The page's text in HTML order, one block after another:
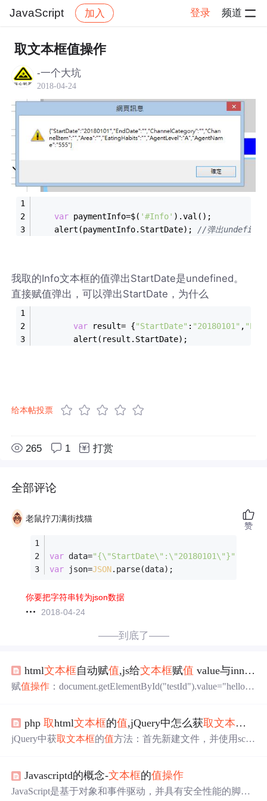
JavaScript 加入 登录 频道
社区 JavaScript
取文本框值操作
-一个大坑
2018-04-24
var paymentInfo=$( '#Info' ).val();
    alert(paymentInfo.StartDate);
//弹出undefined
我取的Info文本框的值弹出StartDate是undefined。
直接赋值弹出，可以弹出StartDate，为什么
var result= {"StartDate" : "20180101" ,
        alert(result.StartDate);
给本帖投票
265 1 打赏
全部评论
老鼠拧刀满街找猫
var data="{\"StartDate\":\"20180101\"}"
var json=JSON.parse(data);
你要把字符串转为json数据
2018-04-24
赞
——到底了——
html文本框自动赋值,js给文本框赋值 value与innerHTML
赋值操作 ：document.getElementById("testId").value="hello";
ue比如像12345这种没有value属性的标签就用getElementByI
d().innerHTMLJS给文本框赋值后，在页面后台 取...
php取html文本框的值,jQuery中怎么获取文本框
jQuery中获取文本框的值方法：首先新建文件，并使用scri
钮绑定onclick点击事件。jQuery中获取文本框
1、新建一个html文件，命名为test.html，用于讲解怎样用jq
Javascriptd的概念-文本框的值操作
JavaScript是基于对象和事件驱动，并具有安全性能的脚本